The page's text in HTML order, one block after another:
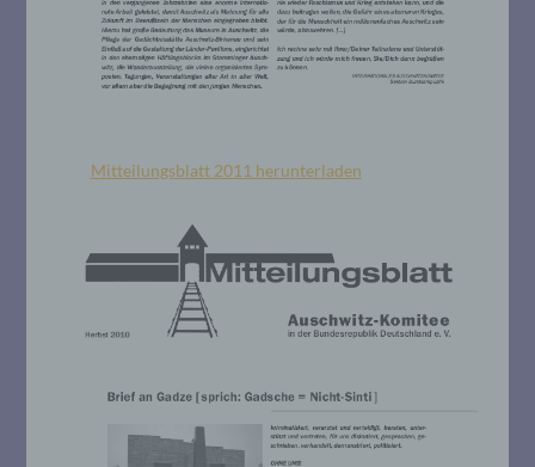
Mitteilungsblatt 2011 herunterladen